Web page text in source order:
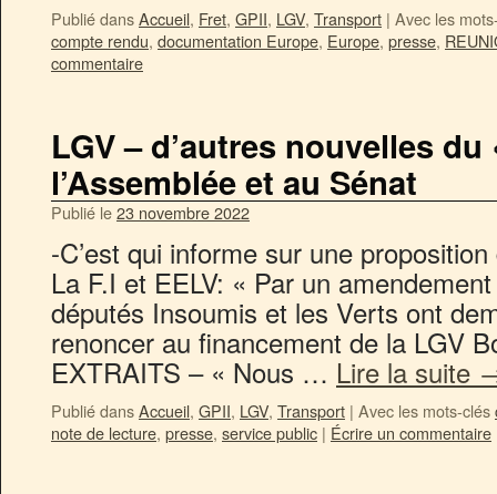
Publié dansAccueil, Fret, GPII, LGV, Transport | Avec les
compte rendu, documentation Europe, Europe, presse,
commentaire
LGV – d’autres nouvelles
l’Assemblée et au Sénat
Publié le23 novembre 2022
-C’est qui informe sur une
La F.I et EELV: « Par un
députés Insoumis et les Verts ont
renoncer au financement de la LGV
EXTRAITS – « Nous … Lire la suite
Publié dansAccueil, GPII, LGV, Transport | Avec les mots-clés
note de lecture, presse, service public | Écrire un commentaire